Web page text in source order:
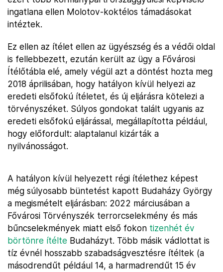
ingatlana ellen Molotov-koktélos támadásokat
intéztek.
Ez ellen az ítélet ellen az ügyészség és a védői oldal
is fellebbezett, ezután került az ügy a Fővárosi
Ítélőtábla elé, amely végül azt a döntést hozta meg
2018 áprilisában, hogy hatályon kívül helyezi az
eredeti elsőfokú ítéletet, és új eljárásra kötelezi a
törvényszéket. Súlyos gondokat talált ugyanis az
eredeti elsőfokú eljárással, megállapította például,
hogy előfordult: alaptalanul kizárták a
nyilvánosságot.
A hatályon kívül helyezett régi ítélethez képest
még súlyosabb büntetést kapott Budaházy György
a megismételt eljárásban: 2022 márciusában a
Fővárosi Törvényszék terrorcselekmény és más
bűncselekmények miatt első fokon tizenhét év
börtönre ítélte Budaházyt. Több másik vádlottat is
tíz évnél hosszabb szabadságvesztésre ítéltek (a
másodrendűt például 14, a harmadrendűt 15 év